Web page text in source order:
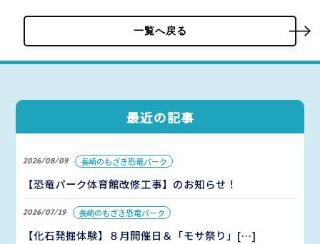
一覧へ戻る
最近の記事
2026/08/09 長崎のもざき恐竜パーク
【恐竜パーク体育館改修工事】のお知らせ！
2026/07/19 長崎のもざき恐竜パーク
【化石発掘体験】８月開催日＆「モサ祭り」[…]